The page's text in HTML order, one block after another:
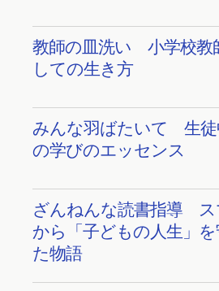
教師の皿洗い 小学校教
しての生き方
みんな羽ばたいて 生徒
の学びのエッセンス
ざんねんな読書指導 ス
から「子どもの人生」を
た物語